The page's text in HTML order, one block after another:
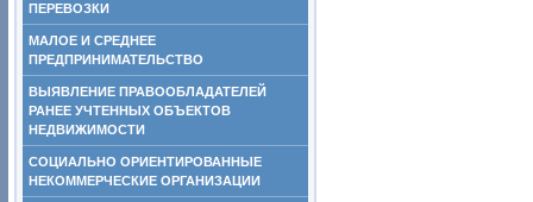
ПЕРЕВОЗКИ
МАЛОЕ И СРЕДНЕЕ
ПРЕДПРИНИМАТЕЛЬСТВО
ВЫЯВЛЕНИЕ ПРАВООБЛАДАТЕЛЕЙ
РАНЕЕ УЧТЕННЫХ ОБЪЕКТОВ
НЕДВИЖИМОСТИ
СОЦИАЛЬНО ОРИЕНТИРОВАННЫЕ
НЕКОММЕРЧЕСКИЕ ОРГАНИЗАЦИИ